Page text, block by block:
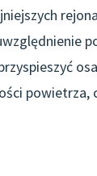
powietrza,